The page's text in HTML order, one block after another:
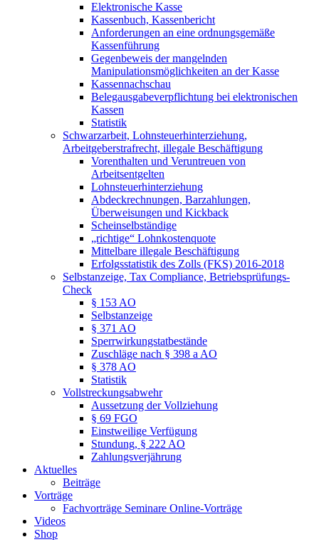
Elektronische Kasse
Kassenbuch, Kassenbericht
Anforderungen an eine ordnungsgemäße
Kassenführung
Gegenbeweis der mangelnden
Manipulationsmöglichkeiten an der Kasse
Kassennachschau
Belegausgabeverpflichtung bei elektronischen
Kassen
Statistik
Schwarzarbeit, Lohnsteuerhinterziehung,
Arbeitgeberstrafrecht, illegale Beschäftigung
Vorenthalten und Veruntreuen von
Arbeitsentgelten
Lohnsteuerhinterziehung
Abdeckrechnungen, Barzahlungen,
Überweisungen und Kickback
Scheinselbständige
„richtige“ Lohnkostenquote
Mittelbare illegale Beschäftigung
Erfolgsstatistik des Zolls (FKS) 2016-2018
Selbstanzeige, Tax Compliance, Betriebsprüfungs-
Check
§ 153 AO
Selbstanzeige
§ 371 AO
Sperrwirkungstatbestände
Zuschläge nach § 398 a AO
§ 378 AO
Statistik
Vollstreckungsabwehr
Aussetzung der Vollziehung
§ 69 FGO
Einstweilige Verfügung
Stundung, § 222 AO
Zahlungsverjährung
Aktuelles
Beiträge
Vorträge
Fachvorträge Seminare Online-Vorträge
Videos
Shop